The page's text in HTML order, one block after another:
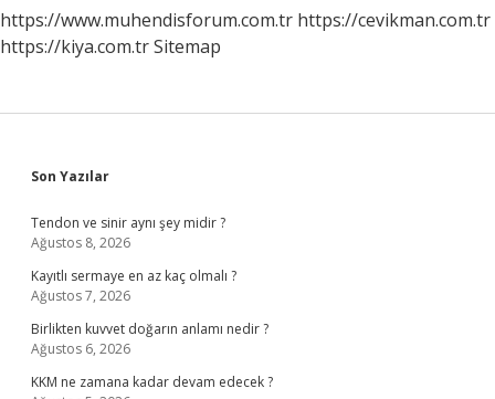
https://www.muhendisforum.com.tr https://cevikman.com.tr
https://kiya.com.trSitemap
Sidebar
Son Yazılar
Tendon ve sinir aynı şey midir ?
Ağustos 8, 2026
Kayıtlı sermaye en az kaç olmalı ?
Ağustos 7, 2026
Birlikten kuvvet doğarın anlamı nedir ?
Ağustos 6, 2026
KKM ne zamana kadar devam edecek ?